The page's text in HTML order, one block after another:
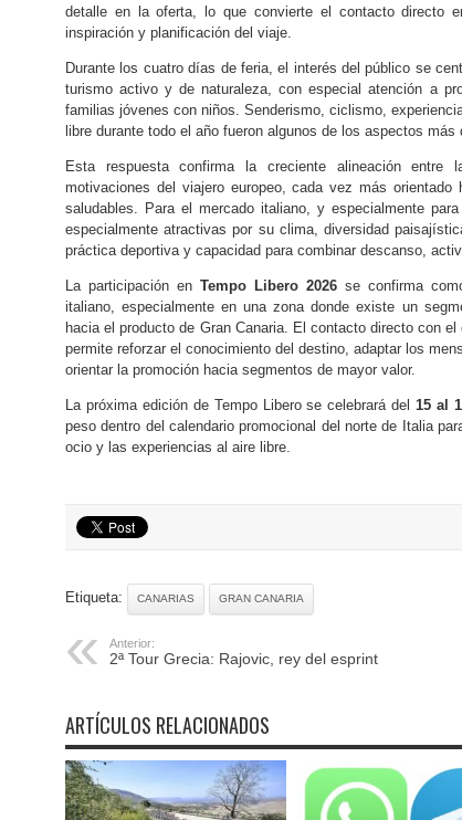
detalle en la oferta, lo que convierte el contacto directo
inspiración y planificación del viaje.
Durante los cuatro días de feria, el interés del público se
turismo activo y de naturaleza, con especial atención a
familias jóvenes con niños. Senderismo, ciclismo,
libre durante todo el año fueron algunos de los aspectos más
Esta respuesta confirma la creciente alineación
motivaciones del viajero europeo, cada vez más
saludables. Para el mercado italiano, y especialmente
especialmente atractivas por su clima, diversidad
práctica deportiva y capacidad para combinar descanso,
La participación en Tempo Libero 2026 se confirma
italiano, especialmente en una zona donde existe un
hacia el producto de Gran Canaria. El contacto directo con
permite reforzar el conocimiento del destino, adaptar los
orientar la promoción hacia segmentos de mayor valor.
La próxima edición de Tempo Libero se celebrará del 15 al
peso dentro del calendario promocional del norte de Italia
ocio y las experiencias al aire libre.
Etiqueta: CANARIAS GRAN CANARIA
Anterior:
2ª Tour Grecia: Rajovic, rey del esprint
ARTÍCULOS RELACIONADOS